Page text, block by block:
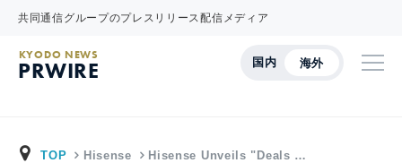
共同通信グループのプレスリリース配信メディア
国内 海外
KYODO NEWS
PRWIRE
TOP Hisense Hisense Unveils "Deals …